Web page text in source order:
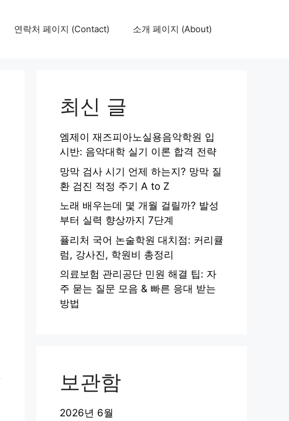
연락처 페이지 (Contact) 소개 페이지 (About)
최신 글
엠제이 재즈피아노실용음악학원 입
시반: 음악대학 실기 이론 합격 전략
망막 검사 시기 언제 하는지? 망막 질
환 검진 적정 주기 A to Z
노래 배우는데 몇 개월 걸릴까? 발성
부터 실력 향상까지 7단계
퓰리처 국어 논술학원 대치점: 커리큘
럼, 강사진, 학원비 총정리
의료보험 관리공단 민원 해결 팁: 자
주 묻는 질문 모음 & 빠른 응대 받는
방법
보관함
2026년 6월